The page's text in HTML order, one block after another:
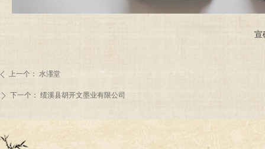
上一个： 水濹堂
ꄲ 下一个： 绩溪县胡开文墨业有限公司
宣